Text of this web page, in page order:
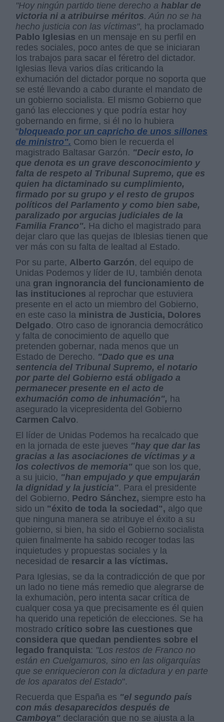
"Hoy ningún partido tiene derecho ahablar de
victoria ni a atribuirse méritos. Aún no se ha
hecho justicia con las víctimas", ha proclamado
Pablo Iglesias en un mensaje en su perfil en
redes sociales, poco antes de que se iniciaran
los trabajos para sacar el féretro del dictador.
Iglesias lleva varios días criticando la
exhumación del dictador porque no soporta que
se esté llevando a cabo durante el mandato de
un gobierno socialista. El mismo Gobierno que
ganó las elecciones y que podría estar hoy
gobernando en firme, si él no lo hubiera
"bloqueado por un capricho de unos sillones
de ministro". Como bien le recuerda el
magistrado Baltasar Garzón. "Decir esto, lo
que denota es un grave desconocimiento y
falta de respeto al Tribunal Supremo, que es
quien ha dictaminado su cumplimiento,
firmado por su grupo y el resto de grupos
políticos del Parlamento y como bien sabe,
paralizado por argucias judiciales de la
Familia Franco". Ha dicho el magistrado para
dejar claro que las quejas de Iblesias tienen que
ver más con su falta de lealtad al Estado.
Por su parte, Alberto Garzón, del equipo de
Unidas Podemos y líder de IU, también denota
una gran ingnorancia del funcionamiento de
las instituciones al reprochar que estuviera
presente en el acto un miembro del Gobierno,
en este caso la ministra de Justicia, Dolores
Delgado. Otro caso de ignorancia democrático
y falta de conocimiento de aquello que
pretenden gobernar, nada menos que un
Estado de Derecho. "Dado que es una
sentencia del Tribunal Supremo, el notario
por parte del Gobierno está obligado a
permanecer presente en el acto de
exhumación como de inhumación", ha
asegurado la vicepresidenta del Gobierno
Carmen Calvo.
El líder de Unidas Podemos ha recalcado que
en la jornada de este jueves "hay que dar las
gracias a las asociaciones de víctimas y a
los colectivos de memoria" que son los que,
a su juicio, "han empujado y que empujarán
la dignidad y la justicia". Para el presidente
del Gobierno, Pedro Sánchez, siempre esto ha
sido un "éxito de toda la sociedad", algo que
que ninguna manera se atribuye el éxito a su
gobierno, si bien, ha sido el Gobierno socialista
quien finalmente ha sabido recoger todas las
inquietudes y propuestas sociales y la
necesidad de resarcir a las víctimas.
Para Iglesias, se da la contradicción de que por
un lado no tiene más remedio que alegrarse de
la exhumaciòn, pero intenta sacar crítica de
cualquer cosa ya que precisamente es él quien
ha querido una repetición de elecciones. Se ha
mostrado crítico sobre las cuestiones que
considera que quedan pendientes sobre el
legado franquista: "Los restos de Franco no
están en Cuelgamuros, sino en las oligarquías
que se enriquecieron con la dictadura y en parte
de los aparatos del Estado".
Recuerda que España es "el segundo país
con más desaparecidos después de
Camboya" declaración que no se ajusta a la